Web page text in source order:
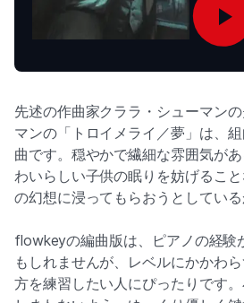
先述の作曲家クララ・シューマン
マンの「トロイメライ／夢」は、
曲です。穏やかで繊細な雰囲気が
わいらしい子供の眠りを妨げるこ
の幻想に浸ってもらおうとしている
flowkeyの編曲版は、ピアノの経験
もしれませんが、レベルにかかわ
方を練習したい人にぴったりです